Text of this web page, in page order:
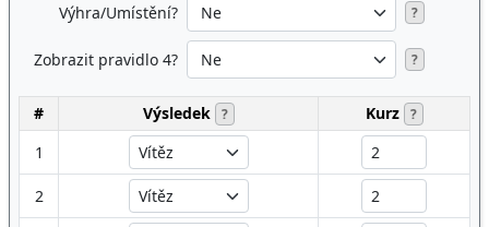
Výhra/Umístění? ?
Zobrazit pravidlo 4? ?
# Výsledek ? Kurz ?
1
2